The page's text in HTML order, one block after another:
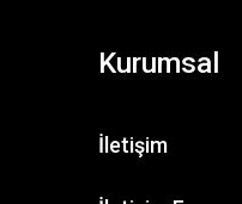
Kurumsal
İletişim